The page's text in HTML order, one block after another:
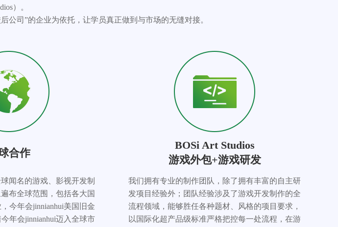
）。
公司”的企业为依托，让学员真正做到与市场的无缝对接。
合作
闻名的游戏、影视开发制
布全球范围，包括各大国
今年会jinnianhui美国旧金
年会jinnianhui迈入全球市
BOSi Art Studios
游戏外包+游戏研发
我们拥有专业的制作团队，除了拥有丰富的自主研
发项目经验外；团队经验涉及了游戏开发制作的全
流程领域，能够胜任各种题材、风格的项目要求，
以国际化超产品级标准严格把控每一处流程，在游